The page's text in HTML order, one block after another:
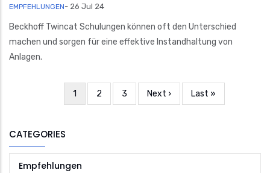
EMPFEHLUNGEN- 26 Jul 24
Beckhoff Twincat Schulungen können oft den Unterschied
machen und sorgen für eine effektive Instandhaltung von
Anlagen.
Seitennummerierung
Aktuelle
1 Seite
2 Seite
3
Nächste
Next ›
Letzte
Last »
CATEGORIES
Empfehlungen